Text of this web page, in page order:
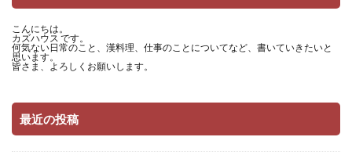
こんにちは。
カズハウス です。
何気ない日常のこと、漢料理、仕事のことについてなど、書いていきたいと
思います。
皆さま、よろしくお願いします。
最近の投稿